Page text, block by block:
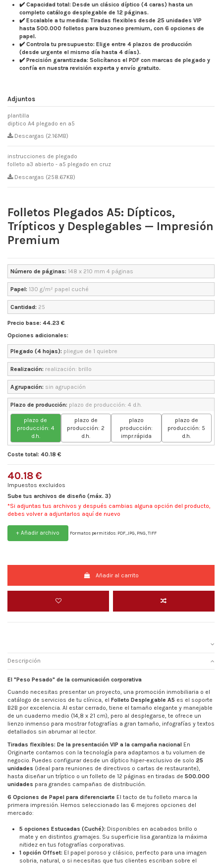
✔️ Capacidad total: Desde un clásico díptico (4 caras) hasta un
completo catálogo desplegable de 12 páginas.
✔️ Escalable a tu medida: Tiradas flexibles desde 25 unidades VIP
hasta 500.000 folletos para buzoneo premium, con 6 opciones de
papel.
✔️ Controla tu presupuesto: Elige entre 4 plazos de producción
(desde urgente el mismo día hasta 4 días).
✔️ Precisión garantizada: Solicítanos el PDF con marcas de plegado y
confía en nuestra revisión experta y envío gratuito.
Adjuntos
plantilla
diptico A4 plegado en a5
Descargas (2.16MB)
instrucciones de plegado
folleto a3 abierto - a5 plegado en cruz
Descargas (258.67KB)
Folletos Plegados A5: Dípticos,
Trípticos y Desplegables — Impresión
Premium
Número de páginas: 148 x 210 mm 4 páginas
Papel: 130 g/m² papel cuché
Cantidad: 25
Precio base: 44.23 €
Opciones adicionales:
Plegado (4 hojas): pliegue de 1 quiebre
Realización: realización: brillo
Agrupación: sin agrupación
Plazo de producción: plazo de producción: 4 d.h.
plazo de
producción: 4
d.h.
plazo de
producción: 2
d.h.
plazo
producción:
impr.rápida
plazo de
producción: 5
d.h.
Coste total: 40.18 €
40.18 €
Impuestos excluidos
Sube tus archivos de diseño (máx. 3)
*Si adjuntas tus archivos y después cambias alguna opción del producto,
debes volver a adjuntarlos aquí de nuevo
+ Añadir archivo Formatos permitidos: PDF, JPG, PNG, TIFF
Añadir al carrito
Descripción
El "Peso Pesado" de la comunicación corporativa
Cuando necesitas presentar un proyecto, una promoción inmobiliaria o el
catálogo de servicios de tu clínica, el Folleto Desplegable A5 es el soporte
B2B por excelencia. Al estar cerrado, tiene el tamaño elegante y manejable
de un cuaderno medio (14,8 x 21 cm), pero al desplegarse, te ofrece un
lienzo inmenso para mostrar fotografías a gran tamaño, infografías y textos
detallados sin abrumar al lector.
Tiradas flexibles: De la presentación VIP a la campaña nacional En
Originarte contamos con la tecnología para adaptarnos a tu volumen de
negocio. Puedes configurar desde un díptico hiper-exclusivo de solo 25
unidades (ideal para reuniones de directivos o cartas de restaurante),
hasta diseñar un tríptico o un folleto de 12 páginas en tiradas de 500.000
unidades para grandes campañas de distribución.
6 Opciones de Papel para diferenciarte El tacto de tu folleto marca la
primera impresión. Hemos seleccionado las 6 mejores opciones del
mercado:
5 opciones Estucadas (Cuché): Disponibles en acabados brillo o
mate y en distintos gramajes. Su superficie lisa garantiza la máxima
nitidez en tus fotografías corporativas.
1 opción Offset: El papel poroso y clásico, perfecto para una imagen
sobria, natural, o si necesitas que tus clientes escriban sobre el